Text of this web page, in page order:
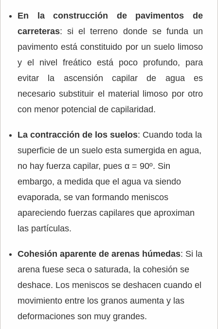
En la construcción de pavimentos de
carreteras: si el terreno donde se funda un
pavimento está constituido por un suelo limoso
y el nivel freático está poco profundo, para
evitar la ascensión capilar de agua es
necesario substituir el material limoso por otro
con menor potencial de capilaridad.
La contracción de los suelos: Cuando toda la
superficie de un suelo esta sumergida en agua,
no hay fuerza capilar, pues α = 90º. Sin
embargo, a medida que el agua va siendo
evaporada, se van formando meniscos
apareciendo fuerzas capilares que aproximan
las partículas.
Cohesión aparente de arenas húmedas: Si la
arena fuese seca o saturada, la cohesión se
deshace. Los meniscos se deshacen cuando el
movimiento entre los granos aumenta y las
deformaciones son muy grandes.